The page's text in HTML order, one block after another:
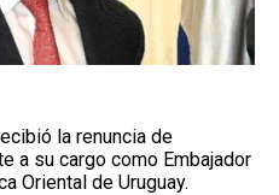
la renuncia de
a su cargo como Embajador
Oriental de Uruguay.